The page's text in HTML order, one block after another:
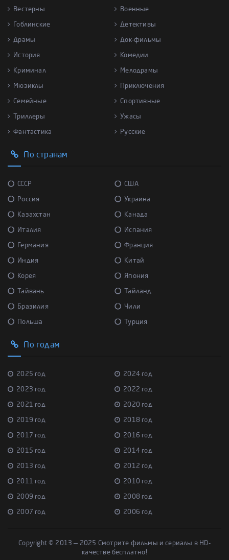
Вестерны Военные
Гоблинские Детективы
Драмы Док-фильмы
История Комедии
Криминал Мелодрамы
Мюзиклы Приключения
Семейные Спортивные
Триллеры Ужасы
Фантастика Русские
По странам
СССР США
Россия Украина
Казахстан Канада
Италия Испания
Германия Франция
Индия Китай
Корея Япония
Тайвань Тайланд
Бразилия Чили
Польша Турция
По годам
2025 год 2024 год
2023 год 2022 год
2021 год 2020 год
2019 год 2018 год
2017 год 2016 год
2015 год 2014 год
2013 год 2012 год
2011 год 2010 год
2009 год 2008 год
2007 год 2006 год
Copyright © 2013 — 2025 Смотрите фильмы и сериалы в HD-
качестве бесплатно!